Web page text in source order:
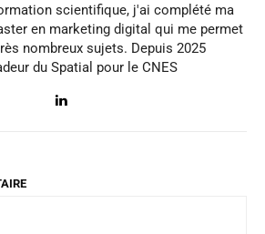
scientifique, j'ai complété ma
en marketing digital qui me permet
nombreux sujets. Depuis 2025
du Spatial pour le CNES